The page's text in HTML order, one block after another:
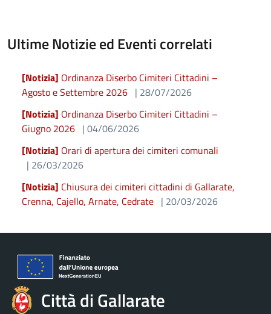
Ultime Notizie ed Eventi correlati
[Notizia] Ordinanza Diserbo Cimiteri Cittadini –
Agosto e Settembre 2026 | 28/07/2026
[Notizia] Ordinanza Diserbo Cimiteri Cittadini –
Giugno 2026 | 04/06/2026
[Notizia] Orari di apertura dei cimiteri comunali
| 26/03/2026
[Notizia] Chiusura dei cimiteri cittadini di Gallarate,
Crenna, Cajello, Arnate, Cedrate | 20/03/2026
Città di Gallarate